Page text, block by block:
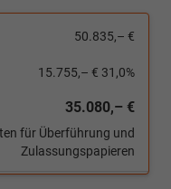
50.835,– €
15.755,– € 31,0%
35.080,– €
für Überführung und
Zulassungspapieren